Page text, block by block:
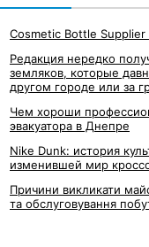
Cosmetic Bottle
Редакция нередко
земляков, которые
другом городе или за
Чем хороши
эвакуатора в Днепре
Nike Dunk: история
изменившей мир
Причини викликати
та обслуговування